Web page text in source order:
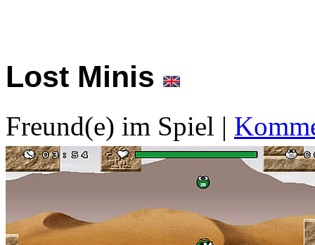
Lost Minis
Freund(e) im Spiel |